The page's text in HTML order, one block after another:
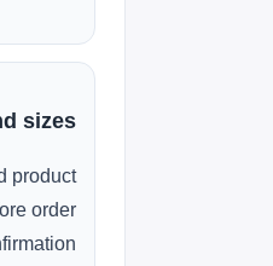
sizes?
product
order